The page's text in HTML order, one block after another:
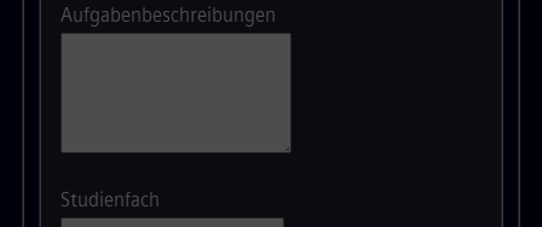
Aufgabenbeschreibungen
Studienfach